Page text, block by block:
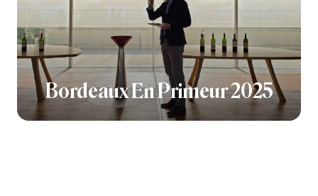
Bordeaux En Primeur 2025